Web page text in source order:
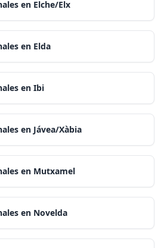
en Elche/Elx
en Elda
en Ibi
en Jávea/Xàbia
en Mutxamel
en Novelda